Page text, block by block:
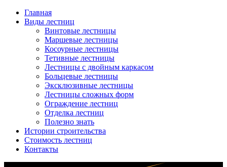
Главная
Виды лестниц
Винтовые лестницы
Маршевые лестницы
Косоурные лестницы
Тетивные лестницы
Лестницы с двойным каркасом
Больцевые лестницы
Эксклюзивные лестницы
Лестницы сложных форм
Ограждение лестниц
Отделка лестниц
Полезно знать
Истории строительства
Стоимость лестниц
Контакты